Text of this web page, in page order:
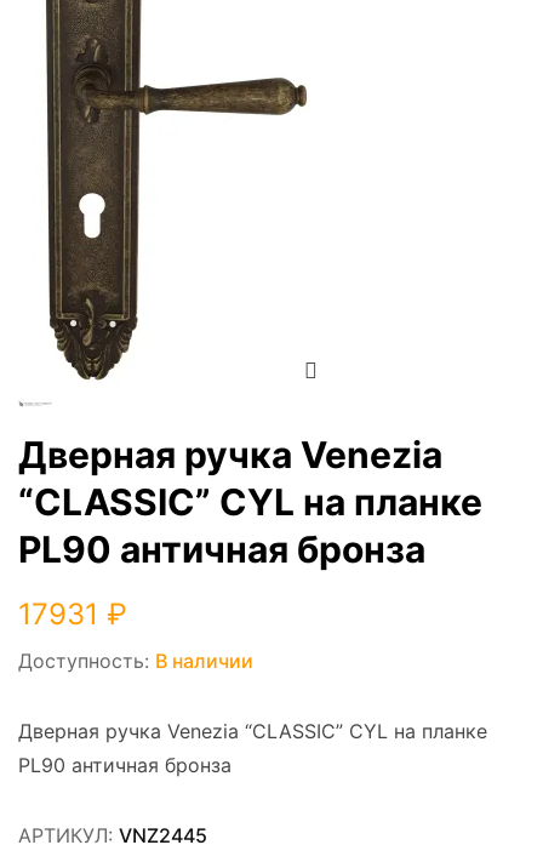
Дверная ручка Venezia
“CLASSIC” CYL на планке
PL90 античная бронза
17931 ₽
Доступность: В наличии
Дверная ручка Venezia “CLASSIC” CYL на планке
PL90 античная бронза
АРТИКУЛ: VNZ2445